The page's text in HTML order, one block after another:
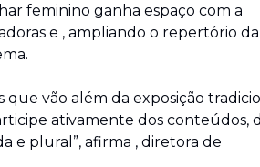
feminino ganha espaço com a
e , ampliando o repertório da
que vão além da exposição
ativamente dos conteúdos,
e plural”, afirma , diretora de